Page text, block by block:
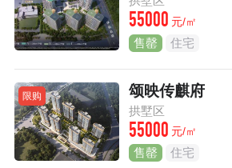
55000 元/㎡
售罄 住宅
限购 颂映传麒府
拱墅区
55000 元/㎡
售罄 住宅